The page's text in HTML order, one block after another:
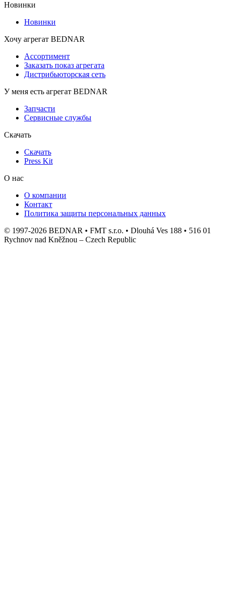
Новинки
Новинки
Хочу агрегат BEDNAR
Ассортимент
Заказать показ агрегата
Дистрибьюторская сеть
У меня есть агрегат BEDNAR
Запчасти
Сервисные службы
Скачать
Скачать
Press Kit
О нас
О компании
Контакт
Политика защиты персональных данных
© 1997-2026 BEDNAR • FMT s.r.o. • Dlouhá Ves 188 • 516 01
Rychnov nad Kněžnou – Czech Republic